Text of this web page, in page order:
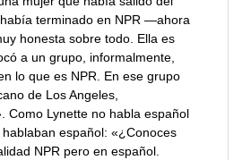
terminado en NPR —ahora
honesta sobre todo. Ella es
a un grupo, informalmente,
lo que es NPR. En ese grupo
de Los Angeles,
Como Lynette no habla español
español: «¿Conoces
NPR pero en español.